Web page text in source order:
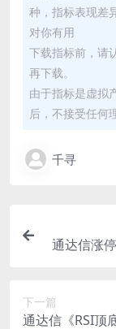
种，指标表现差
对你有用
下载指标前，请
再下载。
由于指标是虚拟
后，不接受任何
千寻
通达信涨
下一篇
通达信《RSI顶